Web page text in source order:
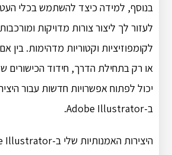
בנוסף, למידה כיצד להשתמש בכלי העט
לעזור לך ליצור צורות מדויקות
לקומפוזיציות וקטוריות מדהימות. בין
או רק בתחילת הדרך, חידוד הכישורים
יכול לפתוח אפשרויות חדשות עבור
ב-Adobe Illustrator.